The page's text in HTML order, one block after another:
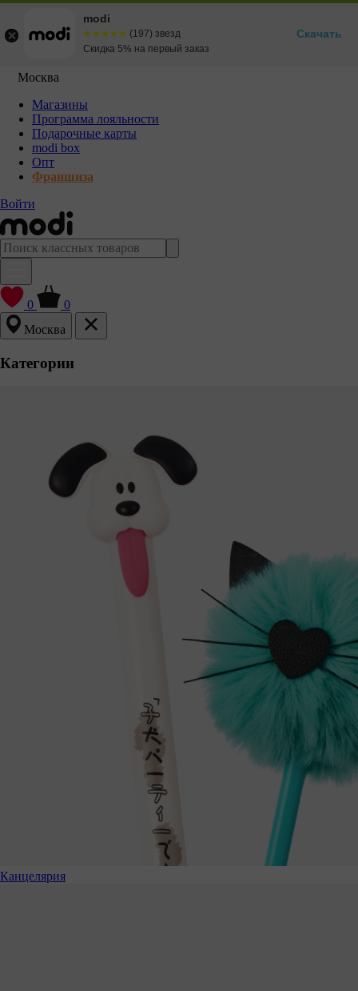
Москва
Магазины
Программа лояльности
Подарочные карты
modi box
Опт
Франшиза
Войти
0
0
Москва
Категории
Канцелярия
modi
☆☆☆☆☆
★★★★★ (197) звезд
Скидка 5% на первый заказ
Скачать